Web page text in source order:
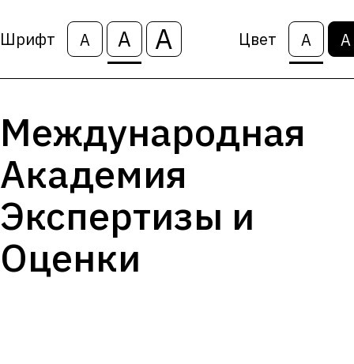
Шрифт А А А Цвет А А
Международная
Академия
Экспертизы и
Оценки